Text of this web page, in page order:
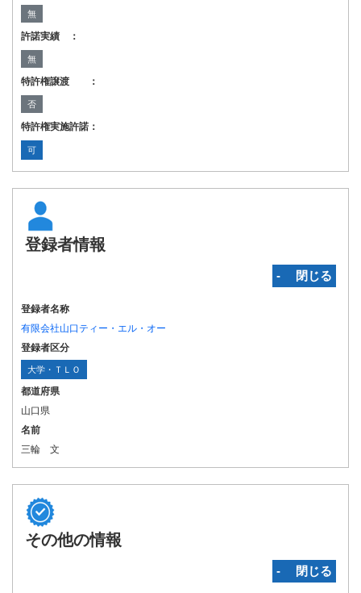
無
許諾実績 ：
無
特許権譲渡 ：
否
特許権実施許諾：
可
登録者情報
‐ 閉じる
登録者名称
有限会社山口ティー・エル・オー
登録者区分
大学・ＴＬＯ
都道府県
山口県
名前
三輪 文
その他の情報
‐ 閉じる